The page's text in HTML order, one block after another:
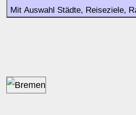
Mit Auswahl Städte, Reiseziele,